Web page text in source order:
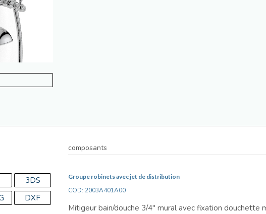
composants
3DS
DXF
Groupe robinets avec jet de distribution
COD: 2003A401A00
Mitigeur bain/douche 3/4" mural avec fixation douchette